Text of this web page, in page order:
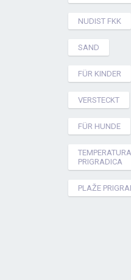
NUDIST FKK
SAND
FÜR KINDER
VERSTECKT
FÜR HUNDE
PRIGRADICA
PLAŽE